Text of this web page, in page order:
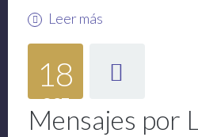
Leer más
18
OCT
Mensajes por